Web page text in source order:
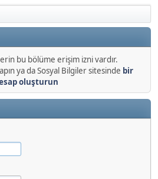
bu bölüme erişim izni vardır.
ya da Sosyal Bilgiler sitesinde bir
oluşturun